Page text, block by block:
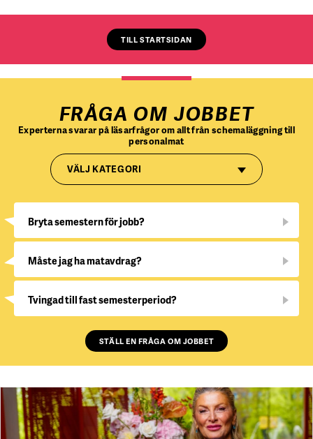
TILL STARTSIDAN
FRÅGA OM JOBBET
Experterna svarar på läsarfrågor om allt från schemaläggning till
personalmat
VÄLJ KATEGORI
Bryta semestern för jobb?
Måste jag ha matavdrag?
Tvingad till fast semesterperiod?
STÄLL EN FRÅGA OM JOBBET